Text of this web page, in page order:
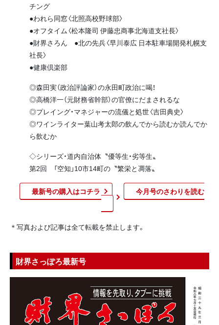
チング
●われら同窓〈北照高校野球部〉
●オフタイム〈松本隆司 伊藤忠商事北海道支社長〉
●財界さろん ●北の先兵〈早川泰広 日本駐車場開発札幌支
社長〉
●健康倶楽部
◎森田実（政治評論家）の永田町政治に喝！
◎高橋洋一（元財務省幹部）の官僚にだまされるな
◎プレイング・マネジャーの流儀と処世〈吉田典史〉
◎ワインライター葉山考太郎の飲んでから読むか読んでか
ら飲むか
◇シリーズ・道内自治体〝優等生・劣等生〟
第2回 「空知」10市14町の〝繁栄と凋落〟
最新号の購入はコチラ 今月号のさわりを読む​
＊写真および記事は全て転載を禁止します。
財界さっぽろ最新号